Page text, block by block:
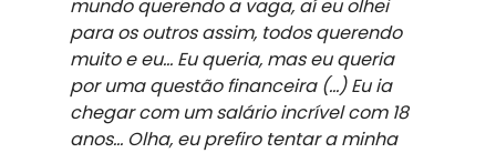
mundo querendo a vaga, aí eu olhei
para os outros assim, todos querendo
muito e eu… Eu queria, mas eu queria
por uma questão financeira (…) Eu ia
chegar com um salário incrível com 18
anos… Olha, eu prefiro tentar a minha